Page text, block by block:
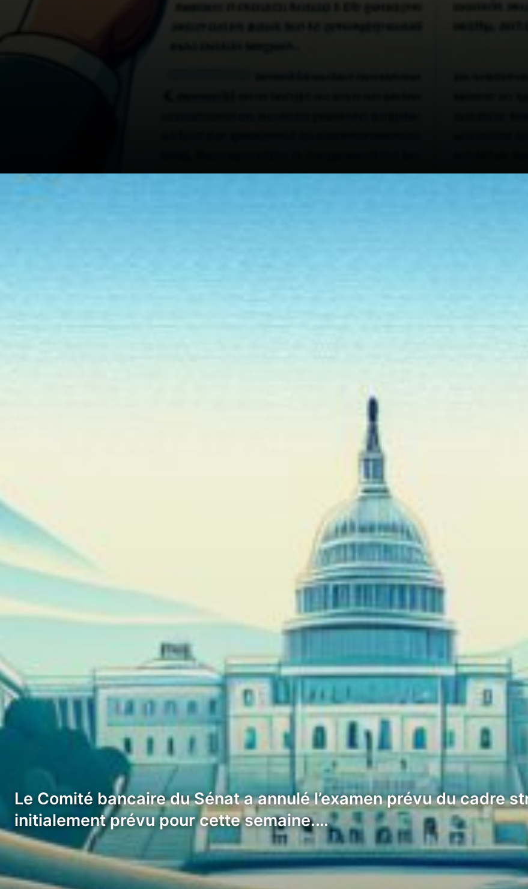
Le Comité bancaire du Sénat a annulé l’examen prévu du cadre
initialement prévu pour cette semaine.…